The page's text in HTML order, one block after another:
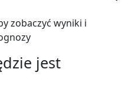
zobaczyć wyniki i
jest